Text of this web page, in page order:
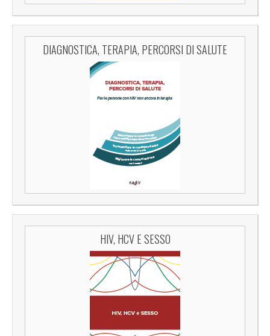
DIAGNOSTICA, TERAPIA, PERCORSI DI SALUTE
HIV, HCV E SESSO